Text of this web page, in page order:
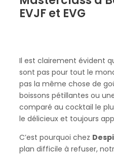
EVJF et EVG
Il est clairement évident
sont pas pour tout le
pas la même chose de
boissons pétillantes ou
comparé au cocktail le
le délicieux et toujours
C’est pourquoi chez
plan difficile à refuser,